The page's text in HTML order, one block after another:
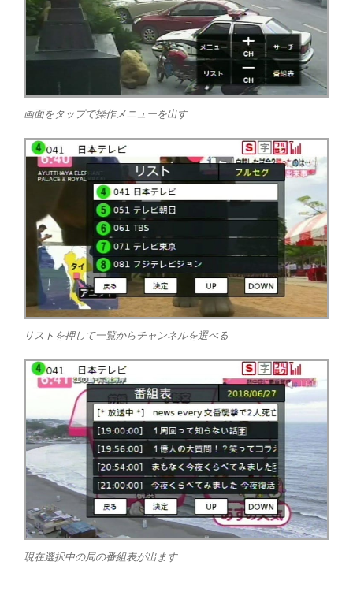
画面をタップで操作メニューを出す
リストを押して一覧からチャンネルを選べる
現在選択中の局の番組表が出ます